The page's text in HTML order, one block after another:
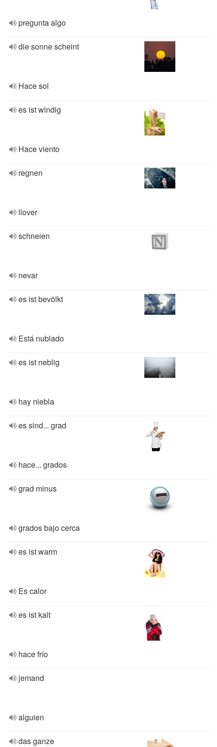
pregunta algo
die sonne scheint
Hace sol
es ist windig
Hace viento
regnen
llover
schneien
nevar
es ist bevölkt
Está nublado
es ist neblig
hay niebla
es sind... grad
hace... grados
grad minus
grados bajo cerca
es ist warm
Es calor
es ist kalt
hace frío
jemand
alguien
das ganze